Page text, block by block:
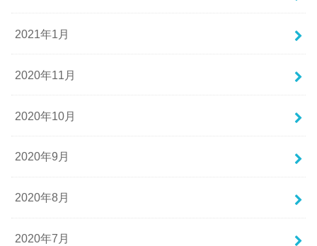
2021年1月
2020年11月
2020年10月
2020年9月
2020年8月
2020年7月